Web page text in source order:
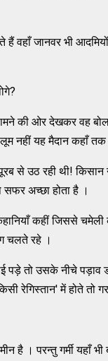
वहाँ जानवर भी
की ओर देखकर वह
नहीं यह मैदान कहाँ तक
से उठ रही थी!
सफर अच्छा होता है ।
कहीं जिससे
चलते रहे ।
पड़े तो उसके नीचे पड़ाव
रेगिस्तान' में होते तो
है । परन्तु गर्मी यहाँ